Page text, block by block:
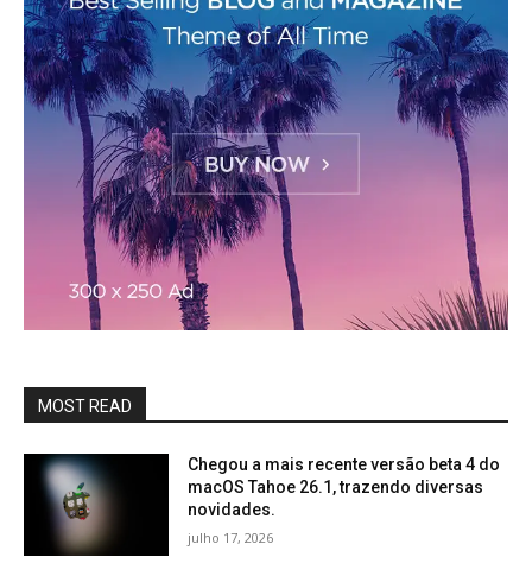
MOST READ
Chegou a mais recente versão beta 4 do
macOS Tahoe 26.1, trazendo diversas
novidades.
julho 17, 2026